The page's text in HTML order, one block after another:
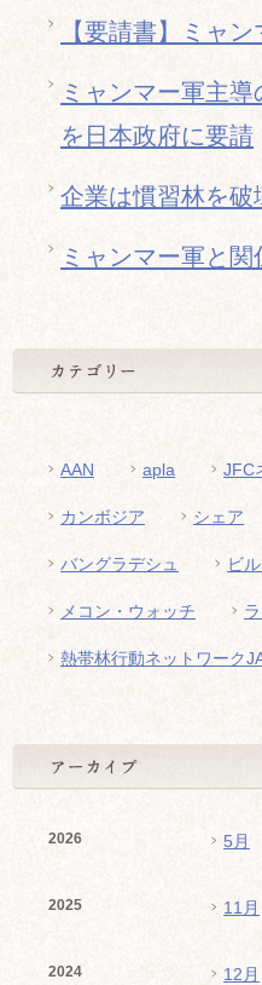
ち
【要請書】ミャ
ミャンマー軍主
を日本政府に要請
企業は慣習林を
ミャンマー軍と
AAN apla JFC
カンボジア シェア
バングラデシュ ビ
メコン・ウォッチ
熱帯林行動ネットワーク
2026 5月
2025 11月
2024 12月